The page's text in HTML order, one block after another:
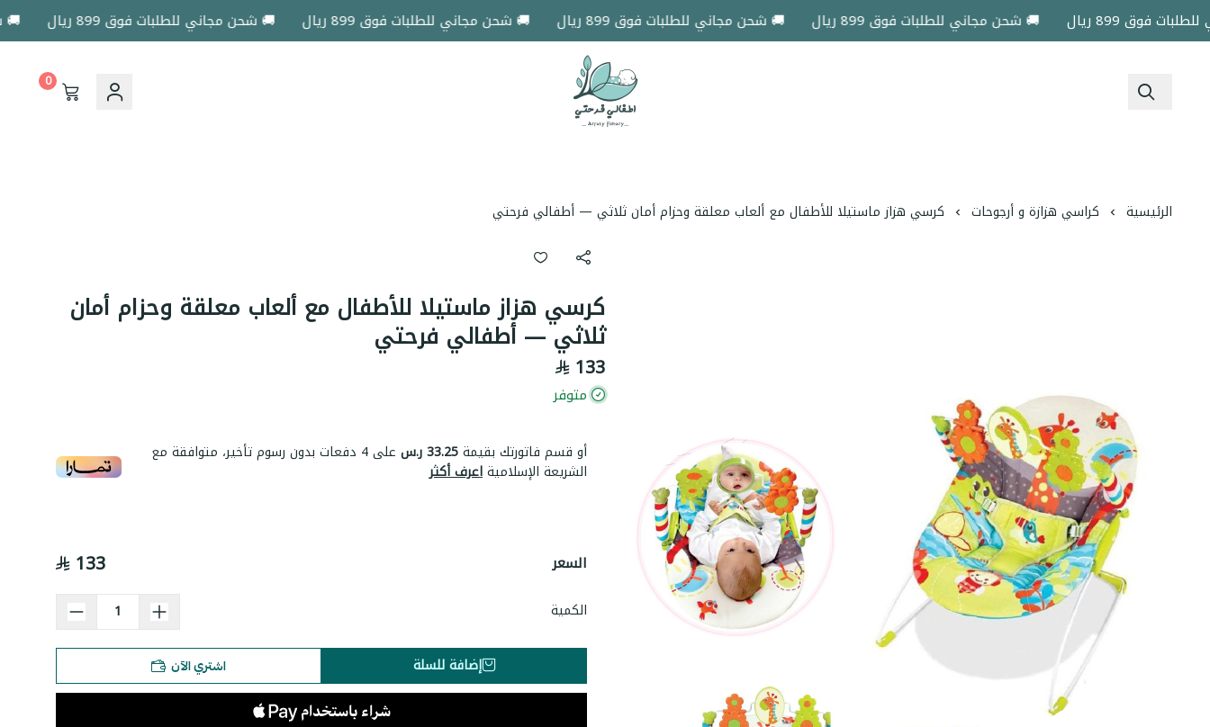
899 ريال 🚚 شحن مجاني للطلبات فوق 899 ريال 🚚 شحن مجاني للطلبات فوق 899 ريال 🚚 شحن مجاني للطلبات فوق 899 ريال 🚚 شحن مجاني للطلبات فوق 899 ريال 🚚
اطفالي فرحتي
0
الرئيسية كراسي هزازة و أرجوحات كرسي هزاز ماستيلا للأطفال مع ألعاب معلقة وحزام أمان ثلاثي — أطفالي فرحتي
كرسي هزاز ماستيلا للأطفال مع ألعاب معلقة وحزام أمان
ثلاثي — أطفالي فرحتي
133
متوفر
أو قسم فاتورتك بقيمة33.25 ر.س على4 دفعات بدون رسوم تأخير، متوافقة مع
الشريعة الإسلاميةاعرف أكثر
السعر 133
الكمية
إضافة للسلة اشتري الآن